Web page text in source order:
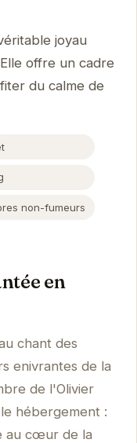
joyau
offre un cadre
du calme de
non-fumeurs
en
chant des
enivrantes de la
de l'Olivier
hébergement :
au cœur de la